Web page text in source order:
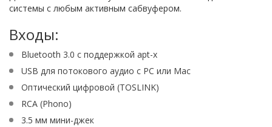
системы с любым активным сабвуфером.
Входы:
Bluetooth 3.0 с поддержкой apt-x
USB для потокового аудио с PC или Mac
Оптический цифровой (TOSLINK)
RCA (Phono)
3.5 мм мини-джек